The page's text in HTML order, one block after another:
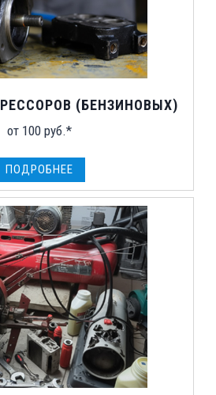
(БЕНЗИНОВЫХ)
от 100 руб.*
ПОДРОБНЕЕ